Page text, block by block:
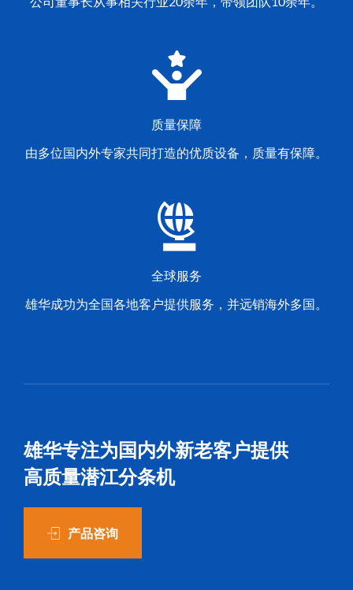
质量保障
由多位国内外专家共同打造的优质设备，质量有保障。
全球服务
雄华成功为全国各地客户提供服务，并远销海外多国。
雄华专注为国内外新老客户提供
高质量潜江分条机
产品咨询